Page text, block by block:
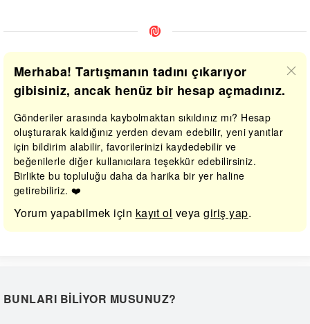
Merhaba! Tartışmanın tadını çıkarıyor
gibisiniz, ancak henüz bir hesap açmadınız.
Gönderiler arasında kaybolmaktan sıkıldınız mı? Hesap
oluşturarak kaldığınız yerden devam edebilir, yeni yanıtlar
için bildirim alabilir, favorilerinizi kaydedebilir ve
beğenilerle diğer kullanıcılara teşekkür edebilirsiniz.
Birlikte bu topluluğu daha da harika bir yer haline
getirebiliriz. ❤️
Yorum yapabilmek için kayıt ol veyagiriş yap.
BUNLARI BILIYOR MUSUNUZ?